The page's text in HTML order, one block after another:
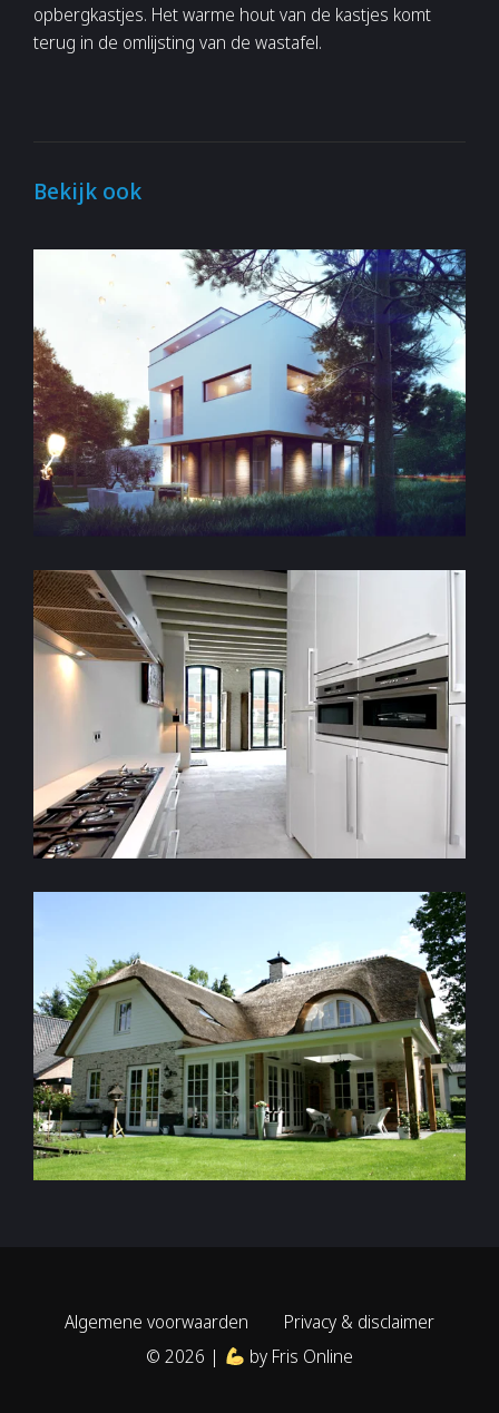
opbergkastjes. Het warme hout van de kastjes komt
terug in de omlijsting van de wastafel.
Bekijk ook
© 2026 | by Fris Online
Algemene voorwaarden Privacy & disclaimer